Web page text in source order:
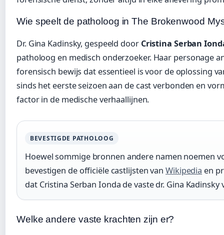
Wie speelt de patholoog in The Brokenwood
Dr. Gina Kadinsky, gespeeld door Cristina Serban
patholoog en medisch onderzoeker. Haar personage
forensisch bewijs dat essentieel is voor de oplossing
sinds het eerste seizoen aan de cast verbonden en
factor in de medische verhaallijnen.
BEVESTIGDE PATHOLOOG
Hoewel sommige bronnen andere namen noemen
bevestigen de officiële castlijsten van Wikipedia en
dat Cristina Serban Ionda de vaste dr. Gina Kadinsky
Welke andere vaste krachten zijn er?